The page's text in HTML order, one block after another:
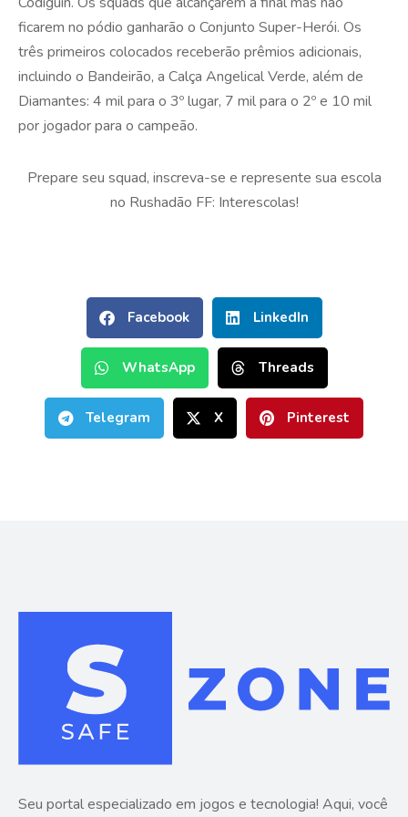
ficarem no pódio ganharão o Conjunto Super-Herói. Os
três primeiros colocados receberão prêmios adicionais,
incluindo o Bandeirão, a Calça Angelical Verde, além de
Diamantes: 4 mil para o 3º lugar, 7 mil para o 2º e 10 mil
por jogador para o campeão.
Prepare seu squad, inscreva-se e represente sua escola
no Rushadão FF: Interescolas!
Facebook LinkedIn
WhatsApp Threads
Telegram X Pinterest
Seu portal especializado em jogos e tecnologia! Aqui, você